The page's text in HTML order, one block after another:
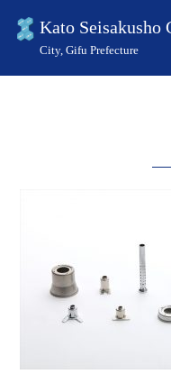
Kato Seisakusho
City, Gifu Prefecture
HOME